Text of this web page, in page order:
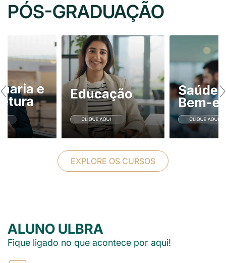
PÓS-GRADUAÇÃO
‹ ›
EXPLORE OS CURSOS
ALUNO ULBRA
Fique ligado no que acontece por aqui!